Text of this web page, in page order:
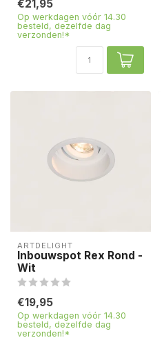
€21,95
Op werkdagen vóór 14.30
besteld, dezelfde dag
verzonden!*
ARTDELIGHT
Inbouwspot Rex Rond -
Wit
€19,95
Op werkdagen vóór 14.30
besteld, dezelfde dag
verzonden!*